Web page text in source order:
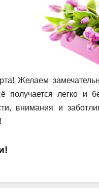
Желаем
получается легко и
внимания и